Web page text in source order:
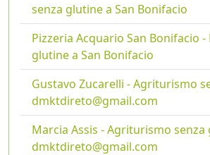
senza glutine a San Bonifacio
Pizzeria Acquario San Bonifacio -
glutine a San Bonifacio
Gustavo Zucarelli - Agriturismo
dmktdireto@gmail.com
Marcia Assis - Agriturismo senza
dmktdireto@gmail.com